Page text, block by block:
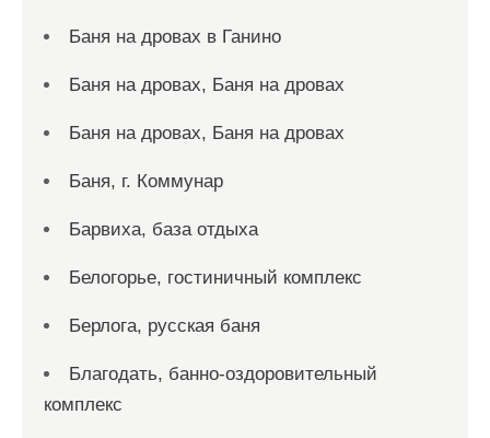
Баня на дровах в Ганино
Баня на дровах, Баня на дровах
Баня на дровах, Баня на дровах
Баня, г. Коммунар
Барвиха, база отдыха
Белогорье, гостиничный комплекс
Берлога, русская баня
Благодать, банно-оздоровительный
комплекс